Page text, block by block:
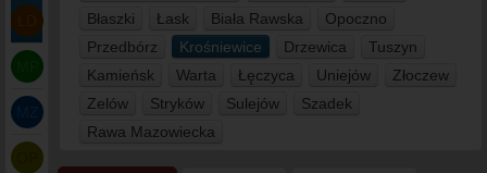
Błaszki
Łask Biała Rawska
Opoczno
Przedbórz
Krośniewice Drzewica
Tuszyn
Kamieńsk
Warta Łęczyca Uniejów
Złoczew
Zelów
Stryków Sulejów
Szadek
Rawa Mazowiecka